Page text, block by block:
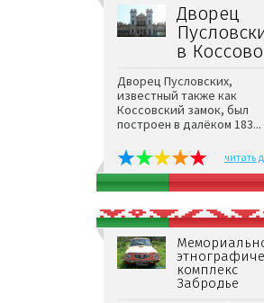
Дворец
в Коссово
Дворец Пусловских,
известный также как
Коссовский замок, был
построен в далёком 183...
читать
комплекс
Забродье